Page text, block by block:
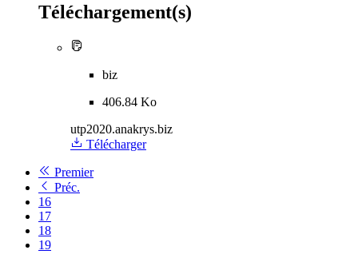
Téléchargement(s)
biz
406.84 Ko
utp2020.anakrys.biz
Télécharger
Premier
Préc.
16
17
18
19